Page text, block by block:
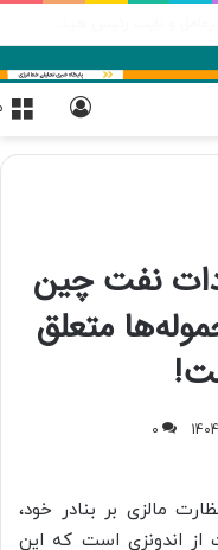
واردات نفت چین
متعلق
0
مالزی بر بنادر خود،
از اندونزی است که این